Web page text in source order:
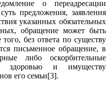
о переадресации
предложения, заявления
указанных обязательных
обращение может быть
без ответа по существу
письменное обращение, в
либо оскорбительные
здоровью и имуществу
его семьи[3].